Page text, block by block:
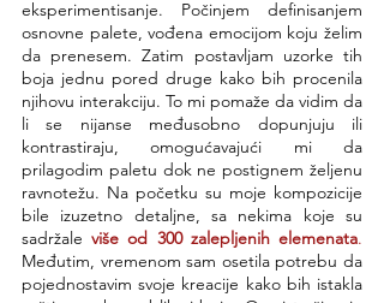
eksperimentisanje. Počinjem definisanjem
osnovne palete, vođena emocijom koju želim
da prenesem. Zatim postavljam uzorke tih
boja jednu pored druge kako bih procenila
njihovu interakciju. To mi pomaže da vidim da
li se nijanse međusobno dopunjuju ili
kontrastiraju, omogućavajući mi da
prilagodim paletu dok ne postignem željenu
ravnotežu. Na početku su moje kompozicije
bile izuzetno detaljne, sa nekima koje su
sadržale više od 300 zalepljenih elemenata.
Međutim, vremenom sam osetila potrebu da
pojednostavim svoje kreacije kako bih istakla